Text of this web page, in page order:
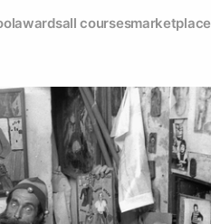
awardsall coursesmarketplace